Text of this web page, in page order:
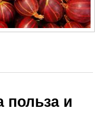
и